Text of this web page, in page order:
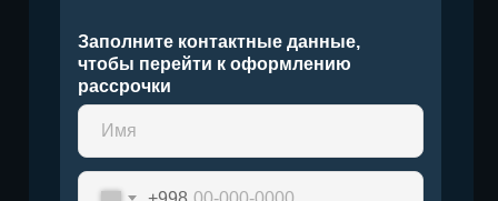
Заполните контактные данные,
чтобы перейти к оформлению
рассрочки